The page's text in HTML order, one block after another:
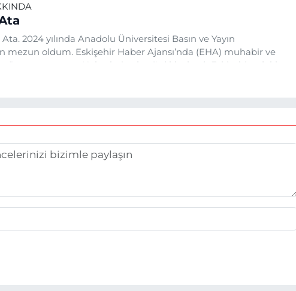
2024 yılında Anadolu Üniversitesi Basın ve Yayın
mezun oldum. Eskişehir Haber Ajansı’nda (EHA) muhabir ve
yapıyorum. Haberlerimde ağırlıklı olarak Eskişehir odaklı
yer veriyorum.